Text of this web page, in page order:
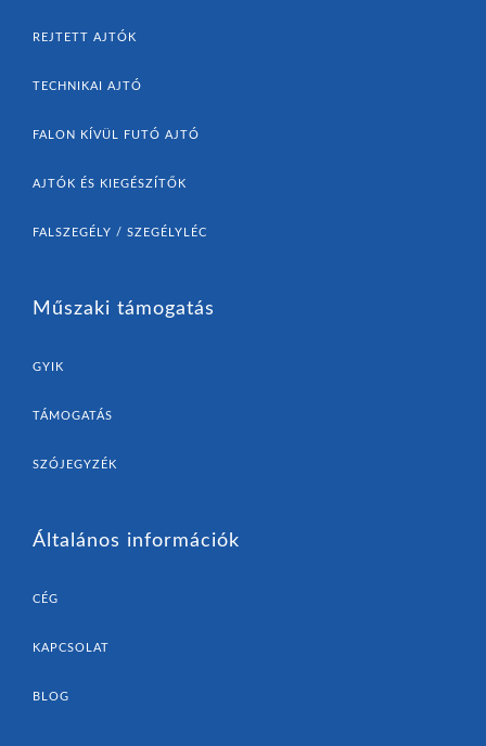
REJTETT AJTÓK
TECHNIKAI AJTÓ
FALON KÍVÜL FUTÓ AJTÓ
AJTÓK ÉS KIEGÉSZÍTŐK
FALSZEGÉLY / SZEGÉLYLÉC
Műszaki támogatás
GYIK
TÁMOGATÁS
SZÓJEGYZÉK
Általános információk
CÉG
KAPCSOLAT
BLOG